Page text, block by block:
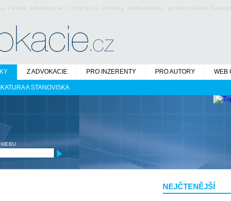
české advokacie • oficiální stránky odborného právnického
A STANOVISKA
Z ADVOKACIE PRO INZERENTY PRO AUTORY WEB
NEJČTENĚJŠÍ